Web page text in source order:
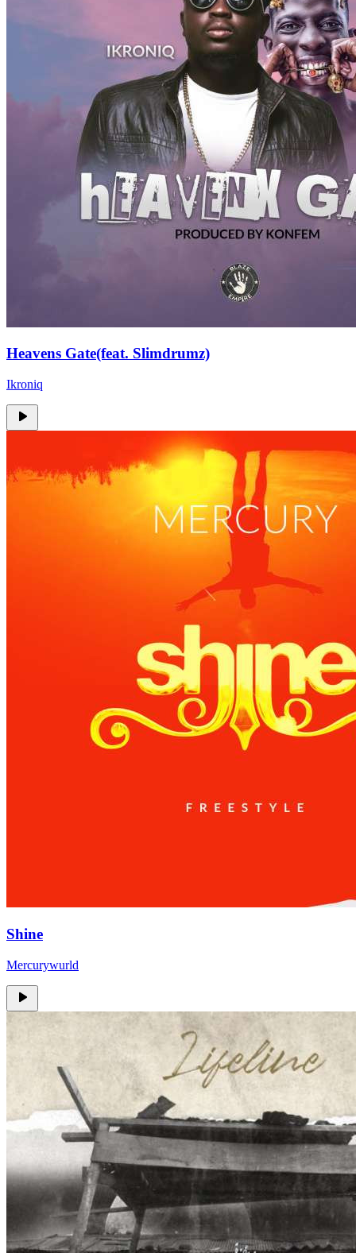
Heavens Gate(feat. Slimdrumz)
Ikroniq
Shine
Mercurywurld